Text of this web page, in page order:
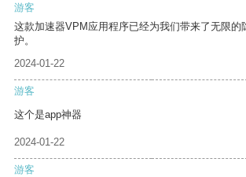
游客
这款加速器VPM应用程序已经为我们带来了无限的
护。
2024-01-22
游客
这个是app神器
2024-01-22
游客